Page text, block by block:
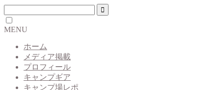
MENU
ホーム
メディア掲載
プロフィール
キャンプギア
キャンプ場レポ